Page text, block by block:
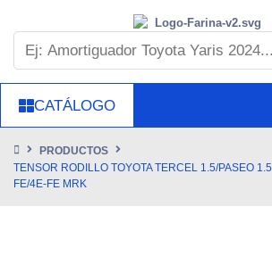
CATÁLOGO
PRODUCTOS
TENSOR RODILLO TOYOTA TERCEL 1.5/PASEO
FE/4E-FE MRK